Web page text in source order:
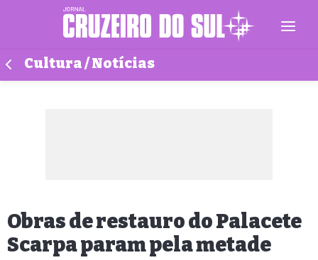
Cultura / Notícias
Obras de restauro do Palacete
Scarpa param pela metade